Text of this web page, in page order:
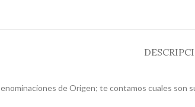
de Origen; te contamos cuales son